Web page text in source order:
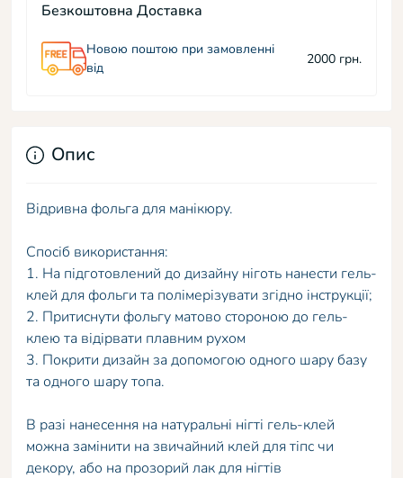
Безкоштовна Доставка
Новою поштою при замовленні
від
2000 грн.
Опис
Відривна фольга для манікюру.
Спосіб використання:
1. На підготовлений до дизайну ніготь нанести гель-
клей для фольги та полімерізувати згідно інструкції;
2. Притиснути фольгу матово стороною до гель-
клею та відірвати плавним рухом
3. Покрити дизайн за допомогою одного шару базу
та одного шару топа.
В разі нанесення на натуральні нігті гель-клей
можна замінити на звичайний клей для тіпс чи
декору, або на прозорий лак для нігтів